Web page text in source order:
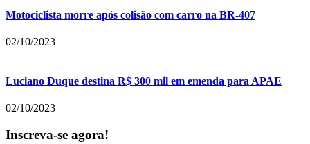
Motociclista morre após colisão com carro na BR-407
02/10/2023
Luciano Duque destina R$ 300 mil em emenda para APAE
02/10/2023
Inscreva-se agora!